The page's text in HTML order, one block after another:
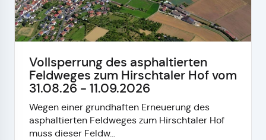
Vollsperrung des asphaltierten
Feldweges zum Hirschtaler Hof vom
31.08.26 - 11.09.2026
Wegen einer grundhaften Erneuerung des
asphaltierten Feldweges zum Hirschtaler Hof
muss dieser Feldw...